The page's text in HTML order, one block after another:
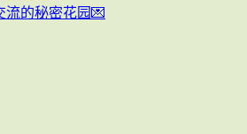
流的秘密花园💌